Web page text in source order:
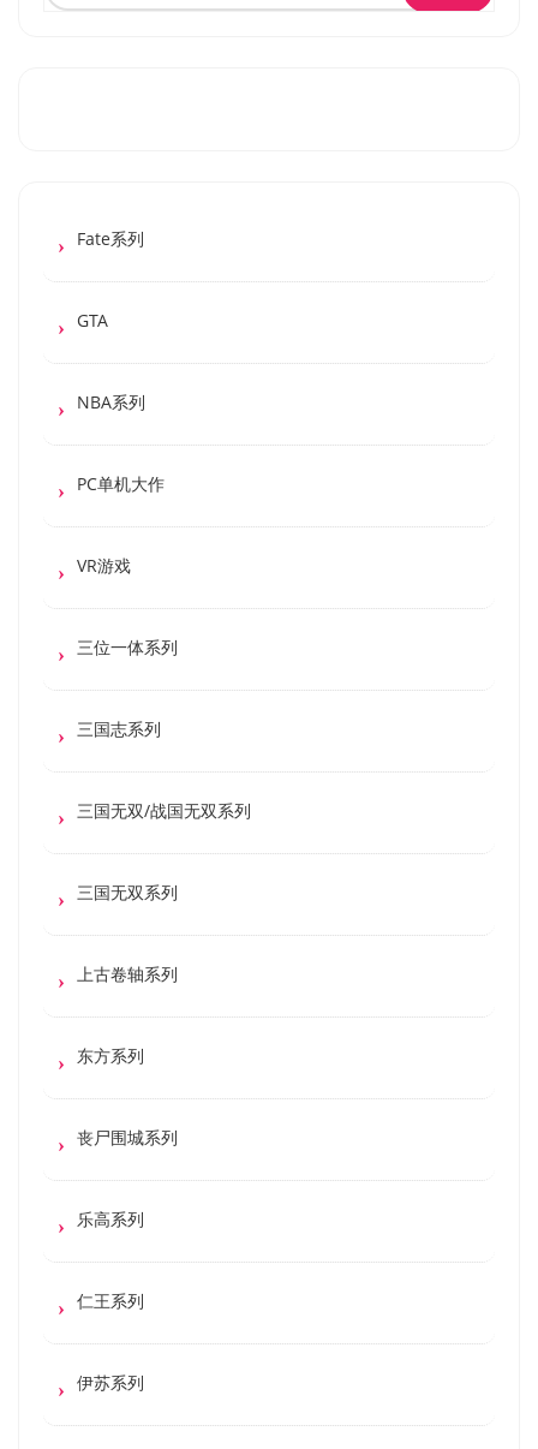
Fate系列
GTA
NBA系列
PC单机大作
VR游戏
三位一体系列
三国志系列
三国无双/战国无双系列
三国无双系列
上古卷轴系列
东方系列
丧尸围城系列
乐高系列
仁王系列
伊苏系列